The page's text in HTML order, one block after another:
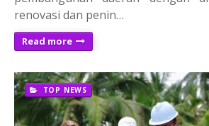
renovasi dan penin…
Read more
TOP NEWS